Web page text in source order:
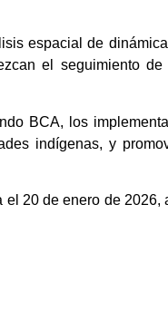
espacial de
el seguimiento
BCA, los
indígenas, y
20 de enero de